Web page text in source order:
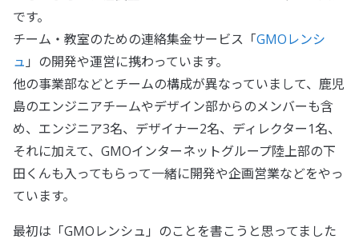
です。
チーム・教室のための連絡集金サービス「GMOレンシ
ュ 」の開発や運営に携わっています。
他の事業部などとチームの構成が異なっていまして、鹿児
島のエンジニアチームやデザイン部からのメンバーも含
め、エンジニア3名、デザイナー2名、ディレクター1名、
それに加えて、GMOインターネットグループ陸上部の下
田くんも入ってもらって一緒に開発や企画営業などをやっ
ています。
最初は「GMOレンシュ」のことを書こうと思ってました